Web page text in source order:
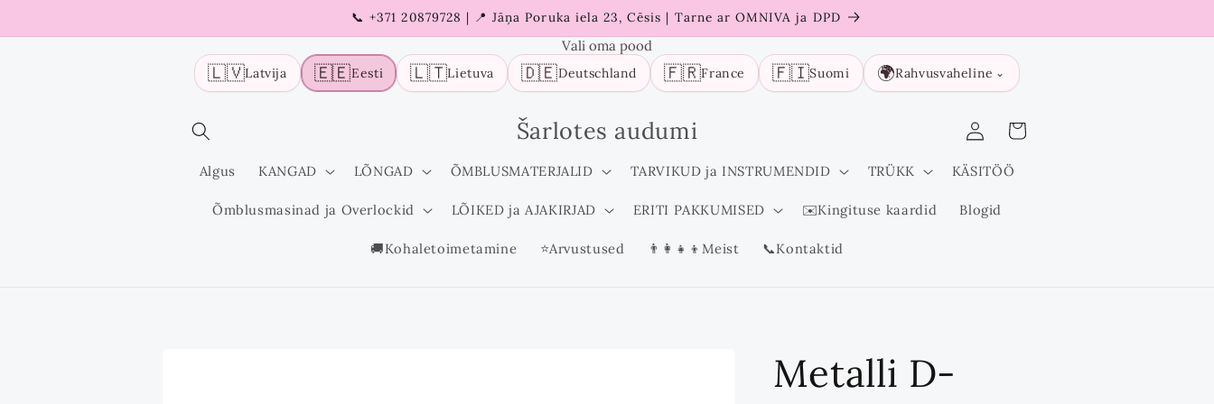
juurde
📞 +371 20879728 | 📍 Jāņa Poruka iela 23, Cēsis | Tarne ar OMNIVA ja DPD
Vali oma pood
🇱🇻Latvija 🇪🇪Eesti 🇱🇹Lietuva 🇩🇪Deutschland 🇫🇷France 🇫🇮Suomi 🌍Rahvusvaheline ⌄
Šarlotes audumi
Algus KANGAD LÕNGAD ÕMBLUSMATERJALID TARVIKUD ja INSTRUMENDID TRÜKK KÄSITÖÖ
Õmblusmasinad ja Overlockid LÕIKED ja AJAKIRJAD ERITI PAKKUMISED ✉️Kingituse kaardid Blogid
🚚Kohaletoimetamine ⭐Arvustused 👨‍👩‍👧‍👦Meist 📞Kontaktid
Logi
sisse
Ostukorv
Metalli D-